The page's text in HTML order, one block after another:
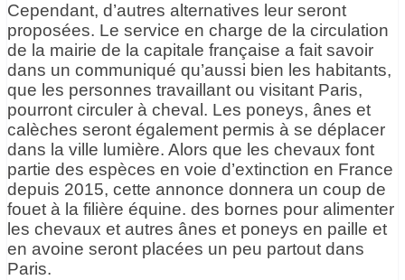
Cependant, d’autres alternatives leur seront
proposées. Le service en charge de la circulation
de la mairie de la capitale française a fait savoir
dans un communiqué qu’aussi bien les habitants,
que les personnes travaillant ou visitant Paris,
pourront circuler à cheval. Les poneys, ânes et
calèches seront également permis à se déplacer
dans la ville lumière. Alors que les chevaux font
partie des espèces en voie d’extinction en France
depuis 2015, cette annonce donnera un coup de
fouet à la filière équine. des bornes pour alimenter
les chevaux et autres ânes et poneys en paille et
en avoine seront placées un peu partout dans
Paris.